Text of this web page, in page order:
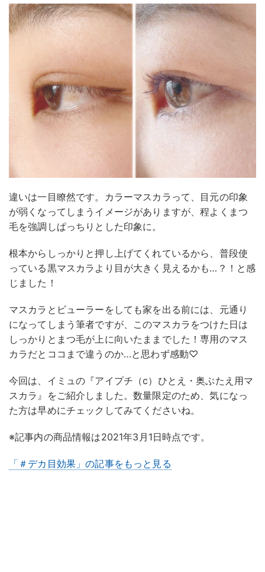
違いは一目瞭然です。カラーマスカラって、目元の印象
が弱くなってしまうイメージがありますが、程よくまつ
毛を強調しぱっちりとした印象に。
根本からしっかりと押し上げてくれているから、普段使
っている黒マスカラより目が大きく見えるかも…？！と感
じました！
マスカラとビューラーをしても家を出る前には、元通り
になってしまう筆者ですが、このマスカラをつけた日は
しっかりとまつ毛が上に向いたままでした！専用のマス
カラだとココまで違うのか…と思わず感動♡
今回は、イミュの『アイプチ（c）ひとえ・奥ぶたえ用マ
スカラ』をご紹介しました。数量限定のため、気になっ
た方は早めにチェックしてみてくださいね。
※記事内の商品情報は2021年3月1日時点です。
「＃デカ目効果」の記事をもっと見る